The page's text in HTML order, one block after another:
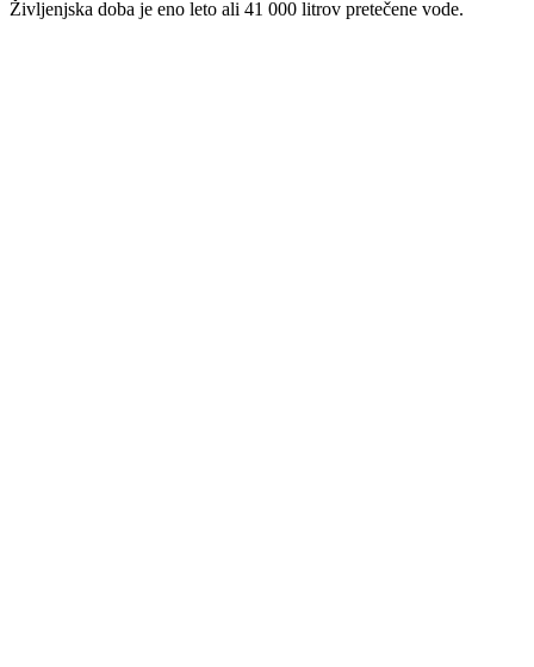
Življenjska doba je eno leto ali 41 000 litrov pretečene vode.